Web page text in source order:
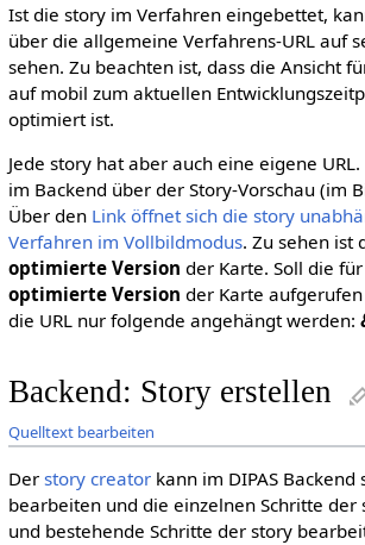
Ist die story im Verfahren eingebettet,
über die allgemeine Verfahrens-URL auf
sehen. Zu beachten ist, dass die Ansicht
auf mobil zum aktuellen
optimiert ist.
Jede story hat aber auch eine eigene
im Backend über der Story-Vorschau (im
Über den Link öffnet sich die story
Verfahren im Vollbildmodus. Zu sehen ist
optimierte Version der Karte. Soll die
optimierte Version der Karte
die URL nur folgende angehängt werden:
Backend: Story erstellen
Quelltext bearbeiten
Der story creatorkann im DIPAS Backend
bearbeiten und die einzelnen Schritte der
und bestehende Schritte der story